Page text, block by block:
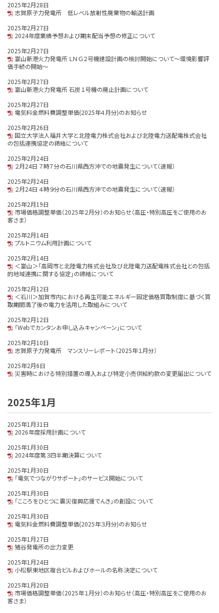
2025年2月28日
志賀原子力発電所 低レベル放射性廃棄物の輸送計画
2025年2月27日
2024年度業績予想および期末配当予想の修正について
2025年2月27日
富山新港火力発電所 ＬＮＧ２号機建設計画の検討開始について～環境影響評
価手続の開始～
2025年2月27日
富山新港火力発電所 石炭１号機の廃止計画について
2025年2月27日
電気料金燃料費調整単価(2025年４月分)のお知らせ
2025年2月26日
国立大学法人福井大学と北陸電力株式会社および北陸電力送配電株式会社
の包括連携協定の締結について
2025年2月24日
２月24日 ７時７分の石川県西方沖での地震発生について（速報）
2025年2月24日
２月24日 ４時９分の石川県西方沖での地震発生について（速報）
2025年2月19日
市場価格調整単価（2025年２月分）のお知らせ（高圧・特別高圧をご使用のお
客さま）
2025年2月14日
プルトニウム利用計画について
2025年2月14日
＜富山＞「高岡市と北陸電力株式会社及び北陸電力送配電株式会社との包括
的地域連携に関する協定」の締結について
2025年2月12日
＜石川＞加賀市内における再生可能エネルギー固定価格買取制度に基づく買
取期間満了後の電力を活用した取組みについて
2025年2月12日
「Webでカンタンお申し込みキャンペーン」について
2025年2月10日
志賀原子力発電所 マンスリーレポート（2025年１月分）
2025年2月6日
災害時における特別措置の導入および特定小売供給約款の変更届出について
2025年1月
2025年1月31日
2026年度採用計画について
2025年1月30日
2024年度第３四半期決算について
2025年1月30日
「電気でつながりサポート」のサービス開始について
2025年1月30日
「こころをひとつに震災復興応援でんき」の創設について
2025年1月30日
電気料金燃料費調整単価(2025年３月分)のお知らせ
2025年1月27日
猪谷発電所の出力変更
2025年1月24日
小松駅東地区複合ビルおよびホールの名称決定について
2025年1月20日
市場価格調整単価（2025年１月分）のお知らせ（高圧・特別高圧をご使用のお
客さま）